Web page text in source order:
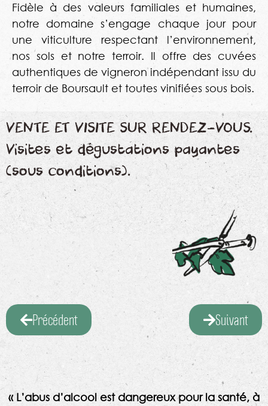
Fidèle à des valeurs familiales et humaines,
notre domaine s’engage chaque jour pour
une viticulture respectant l’environnement,
nos sols et notre terroir. Il offre des cuvées
authentiques de vigneron indépendant issu du
terroir de Boursault et toutes vinifiées sous bois.
VENTE ET VISITE SUR RENDEZ-VOUS.
Visites et dégustations payantes
(sous conditions).
Précédent Suivant
« L’abus d’alcool est dangereux pour la santé, à